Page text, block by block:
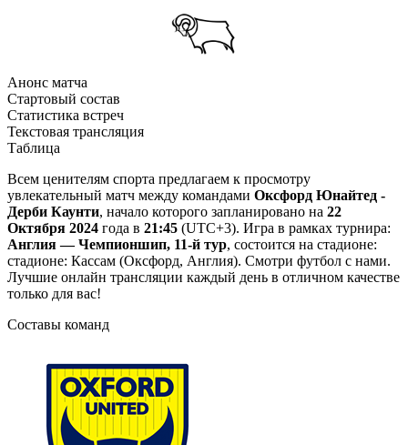
Анонс матча
Стартовый состав
Статистика встреч
Текстовая трансляция
Таблица
Всем ценителям спорта предлагаем к просмотру
увлекательный матч между командами Оксфорд Юнайтед -
Дерби Каунти, начало которого запланировано на 22
Октября 2024 года в 21:45 (UTC+3). Игра в рамках турнира:
Англия — Чемпионшип, 11-й тур, состоится на стадионе:
стадионе: Кассам (Оксфорд, Англия). Смотри футбол с нами.
Лучшие онлайн трансляции каждый день в отличном качестве
только для вас!
Составы команд